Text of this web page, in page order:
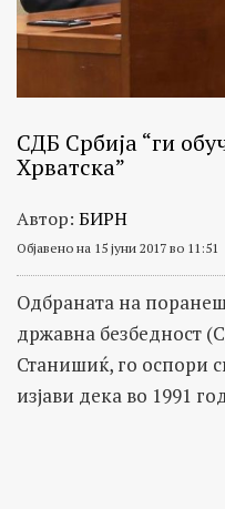
СДБ Србија “ги
Хрватска”
Автор: БИРН
Објавено на 15 јуни 2017 во 11:51
Одбраната на
државна безбедност
Станишиќ, го оспори
изјави дека во 1991